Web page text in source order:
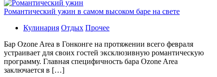
Романтический ужин в самом высоком баре на свете
Кулинария Отдых Прочее
Бaр Ozone Area в Гонконге на протяжении всего февраля
устраивает для своих гостей эксклюзивную романтическую
программу. Главная специфичность бара Ozone Area
заключается в […]